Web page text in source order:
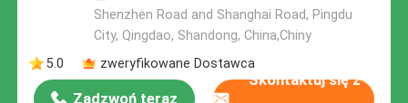
Shenzhen Road and Shanghai Road, Pingdu
City, Qingdao, Shandong, China,Chiny
5.0
zweryfikowane Dostawca
Zadzwoń teraz
Skontaktuj się z